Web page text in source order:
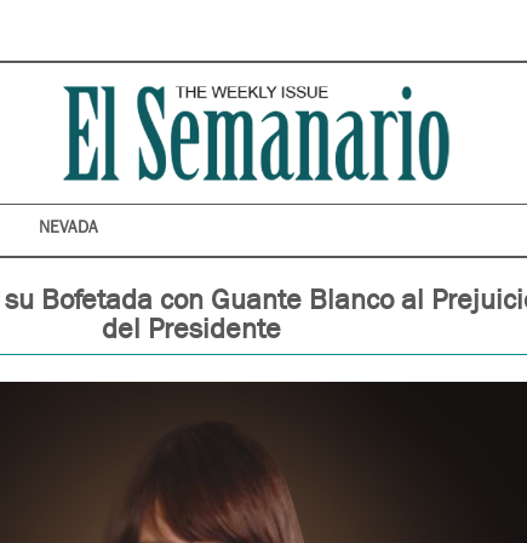
NEVADA
Bofetada con Guante Blanco al
del Presidente